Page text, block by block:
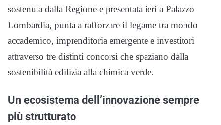
sostenuta dalla Regione e presentata ieri a Palazzo
Lombardia, punta a rafforzare il legame tra mondo
accademico, imprenditoria emergente e investitori
attraverso tre distinti concorsi che spaziano dalla
sostenibilità edilizia alla chimica verde.
Un ecosistema dell’innovazione sempre
più strutturato